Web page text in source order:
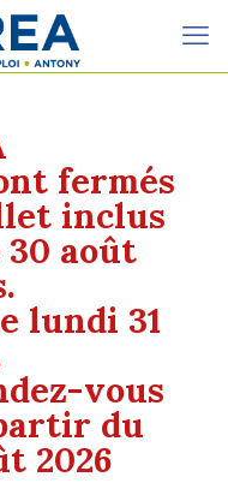
fermés
inclus
août
lundi 31
vous
du
2026